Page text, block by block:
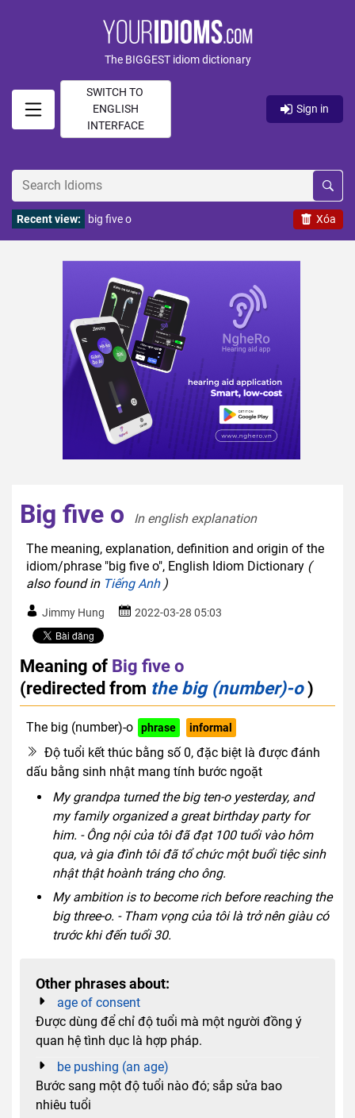
The BIGGEST idiom dictionary
SWITCH TO
ENGLISH
INTERFACE
Sign in
Xóa
Recent view: big five o
Big five o
In english explanation
The meaning, explanation, definition and origin of the
idiom/phrase "big five o", English Idiom Dictionary (
also found in Tiếng Anh)
Jimmy Hung 2022-03-28 05:03
Meaning of Big five o
(redirected from the big (number)-o)
The big (number)-o phrase informal
Độ tuổi kết thúc bằng số 0, đặc biệt là được đánh
dấu bằng sinh nhật mang tính bước ngoặt
My grandpa turned the big ten-o yesterday, and
my family organized a great birthday party for
him. - Ông nội của tôi đã đạt 100 tuổi vào hôm
qua, và gia đình tôi đã tổ chức một buổi tiệc sinh
nhật thật hoành tráng cho ông.
My ambition is to become rich before reaching the
big three-o. - Tham vọng của tôi là trở nên giàu có
trước khi đến tuổi 30.
Other phrases about:
age of consent
Được dùng để chỉ độ tuổi mà một người đồng ý
quan hệ tình dục là hợp pháp.
be pushing (an age)
Bước sang một độ tuổi nào đó; sắp sửa bao
nhiêu tuổi